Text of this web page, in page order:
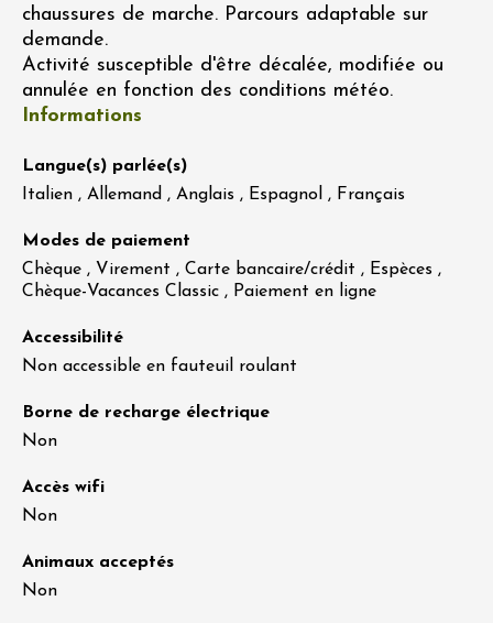
chaussures de marche. Parcours adaptable sur
demande.
Activité susceptible d'être décalée, modifiée ou
annulée en fonction des conditions météo.
Informations
Langue(s) parlée(s)
Italien , Allemand , Anglais , Espagnol , Français
Modes de paiement
Chèque , Virement , Carte bancaire/crédit , Espèces ,
Chèque-Vacances Classic , Paiement en ligne
Accessibilité
Non accessible en fauteuil roulant
Borne de recharge électrique
Non
Accès wifi
Non
Animaux acceptés
Non